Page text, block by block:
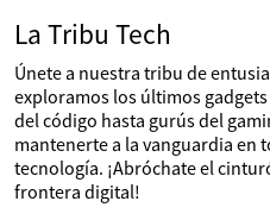
La Tribu Tech
Únete a nuestra tribu de
exploramos los últimos
del código hasta gurús del
mantenerte a la vanguardia en
tecnología. ¡Abróchate el
frontera digital!